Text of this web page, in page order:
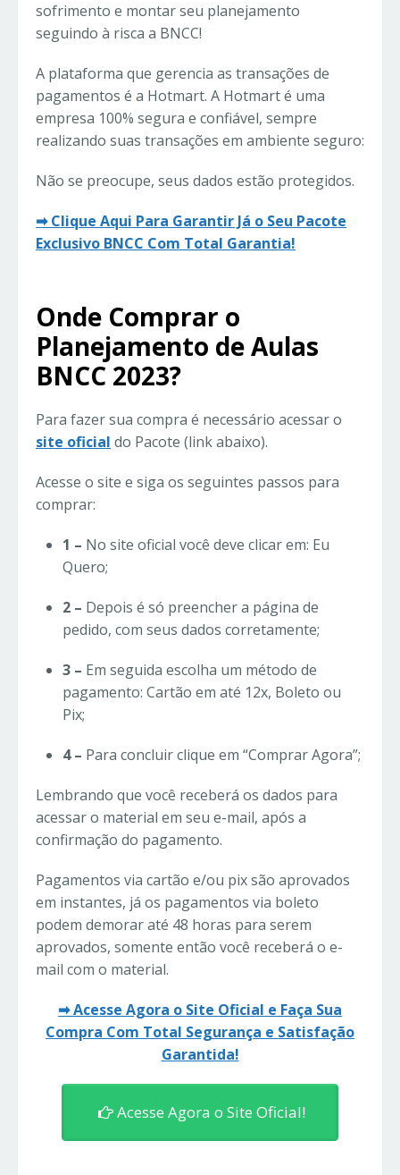
sofrimento e montar seu planejamento
seguindo à risca a BNCC!
A plataforma que gerencia as transações de
pagamentos é a Hotmart. A Hotmart é uma
empresa 100% segura e confiável, sempre
realizando suas transações em ambiente seguro:
Não se preocupe, seus dados estão protegidos.
➡ Clique Aqui Para Garantir Já o Seu Pacote
Exclusivo BNCC Com Total Garantia!
Onde Comprar o
Planejamento de Aulas
BNCC 2023?
Para fazer sua compra é necessário acessar o
site oficial do Pacote (link abaixo).
Acesse o site e siga os seguintes passos para
comprar:
1 – No site oficial você deve clicar em: Eu
Quero;
2 – Depois é só preencher a página de
pedido, com seus dados corretamente;
3 – Em seguida escolha um método de
pagamento: Cartão em até 12x, Boleto ou
Pix;
4 – Para concluir clique em “Comprar Agora”;
Lembrando que você receberá os dados para
acessar o material em seu e-mail, após a
confirmação do pagamento.
Pagamentos via cartão e/ou pix são aprovados
em instantes, já os pagamentos via boleto
podem demorar até 48 horas para serem
aprovados, somente então você receberá o e-
mail com o material.
➡ Acesse Agora o Site Oficial e Faça Sua
Compra Com Total Segurança e Satisfação
Garantida!
Acesse Agora o Site Oficial!